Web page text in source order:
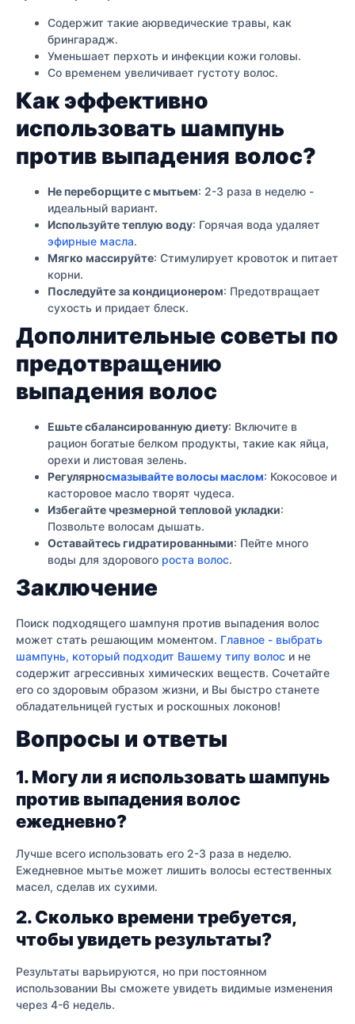
Содержит такие аюрведические травы, как
брингарадж.
Уменьшает перхоть и инфекции кожи головы.
Со временем увеличивает густоту волос.
Как эффективно
использовать шампунь
против выпадения волос?
Не переборщите с мытьем: 2-3 раза в неделю -
идеальный вариант.
Используйте теплую воду: Горячая вода удаляет
эфирные масла.
Мягко массируйте: Стимулирует кровоток и питает
корни.
Последуйте за кондиционером: Предотвращает
сухость и придает блеск.
Дополнительные советы по
предотвращению
выпадения волос
Ешьте сбалансированную диету: Включите в
рацион богатые белком продукты, такие как яйца,
орехи и листовая зелень.
Регулярносмазывайте волосы маслом: Кокосовое и
касторовое масло творят чудеса.
Избегайте чрезмерной тепловой укладки:
Позвольте волосам дышать.
Оставайтесь гидратированными: Пейте много
воды для здорового роста волос.
Заключение
Поиск подходящего шампуня против выпадения волос
может стать решающим моментом. Главное - выбрать
шампунь, который подходит Вашему типу волос и не
содержит агрессивных химических веществ. Сочетайте
его со здоровым образом жизни, и Вы быстро станете
обладательницей густых и роскошных локонов!
Вопросы и ответы
1. Могу ли я использовать шампунь
против выпадения волос
ежедневно?
Лучше всего использовать его 2-3 раза в неделю.
Ежедневное мытье может лишить волосы естественных
масел, сделав их сухими.
2. Сколько времени требуется,
чтобы увидеть результаты?
Результаты варьируются, но при постоянном
использовании Вы сможете увидеть видимые изменения
через 4-6 недель.